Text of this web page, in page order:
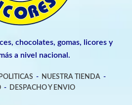
chocolates, gomas, licores y
a nivel nacional.
POLITICAS - NUESTRA TIENDA -
- DESPACHO Y ENVIO